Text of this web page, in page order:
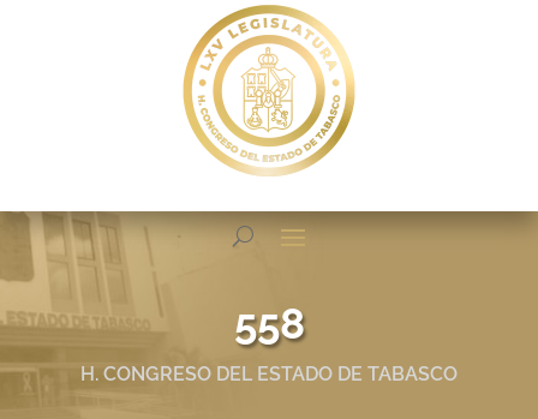
558
H. CONGRESO DEL ESTADO DE TABASCO